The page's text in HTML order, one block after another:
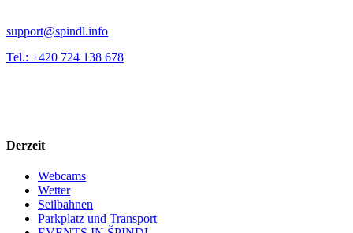
support@spindl.info
Tel.: +420 724 138 678
Derzeit
Webcams
Wetter
Seilbahnen
Parkplatz und Transport